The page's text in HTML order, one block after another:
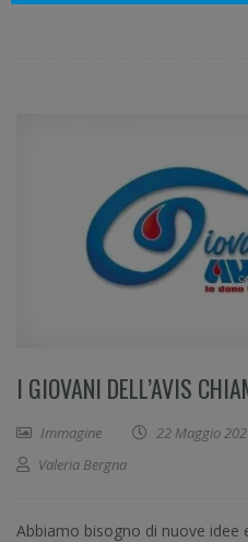
I GIOVANI DELL’AVIS
Immagine 22 Maggio
Valeria Bergna
Abbiamo bisogno di nuove idee